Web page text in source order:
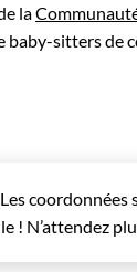
la
baby-sitters de
coordonnées
! N’attendez